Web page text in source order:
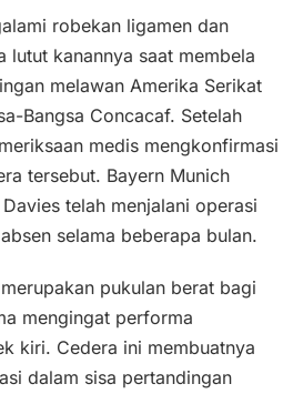
robekan ligamen dan
lutut kanannya saat membela
melawan Amerika Serikat
Bangsa Concacaf. Setelah
medis mengkonfirmasi
tersebut. Bayern Munich
telah menjalani operasi
selama beberapa bulan.
pukulan berat bagi
mengingat performa
kiri. Cedera ini membuatnya
dalam sisa pertandingan